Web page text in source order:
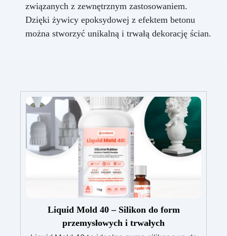
związanych z zewnętrznym zastosowaniem.
Dzięki żywicy epoksydowej z efektem betonu
można stworzyć unikalną i trwałą dekorację ścian.
Liquid Mold 40 – Silikon do form
przemysłowych i trwałych